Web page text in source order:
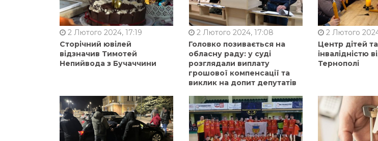
2 Лютого 2024, 17:19
Сторічний ювілей
відзначив Тимотей
Непийвода з Бучаччини
2 Лютого 2024, 17:08
Головко позивається на
обласну раду: у суді
розглядали виплату
грошової компенсації та
виклик на допит депутатів
2 Лютого
Центр дітей
інвалідністю
Тернополі